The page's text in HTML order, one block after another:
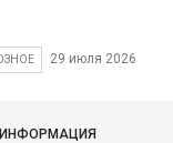
29 июля 2026